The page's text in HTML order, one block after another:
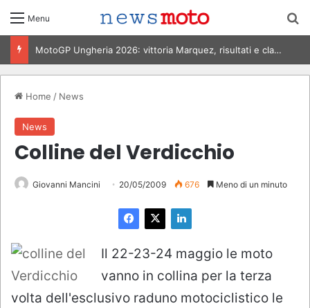
Menu
MotoGP Italia 2026, Bezzecchi vince al Mugello: risultati e classifica
Home / News
News
Colline del Verdicchio
Giovanni Mancini 20/05/2009 676 Meno di un minuto
Il 22-23-24 maggio le moto
vanno in collina per la terza
volta dell'esclusivo raduno motociclistico le